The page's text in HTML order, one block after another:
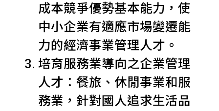
成本競爭優勢基本能力，使
中小企業有適應市場變遷能
力的經濟事業管理人才。
培育服務業導向之企業管理
人才：餐旅、休閒事業和服
務業，針對國人追求生活品